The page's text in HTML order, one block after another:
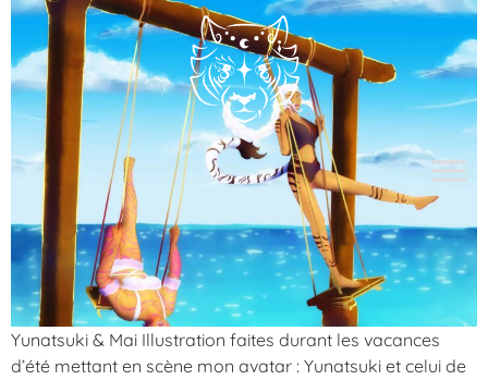
Yunatsuki & Mai Illustration faites durant les vacances
d’été mettant en scène mon avatar : Yunatsuki et celui de